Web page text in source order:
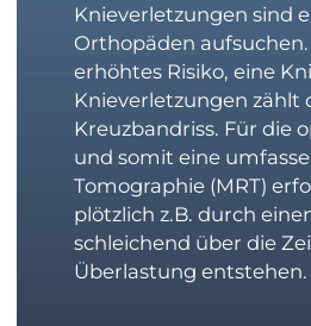
Knieverletzungen sind
Orthopäden
erhöhtes Risiko, eine
Knieverletzungen zählt
Kreuzbandriss. Für die
und somit eine
Tomographie (MRT)
plötzlich z.B. durch
schleichend über die
Überlastung entstehen.